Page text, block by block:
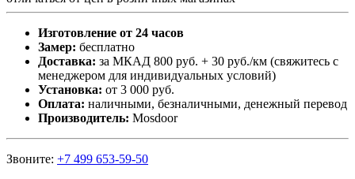
Изготовление от 24 часов
Замер: бесплатно
Доставка: за МКАД 800 руб. + 30 руб./км (свяжитесь с
менеджером для индивидуальных условий)
Установка: от 3 000 руб.
Оплата: наличными, безналичными, денежный перевод
Производитель: Mosdoor
Звоните: +7 499 653-59-50